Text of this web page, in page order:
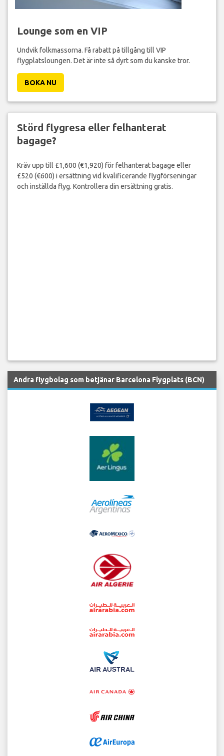
Lounge som en VIP
Undvik folkmassorna. Få rabatt på tillgång till VIP
flygplatsloungen. Det är inte så dyrt som du kanske tror.
BOKA NU
Störd flygresa eller felhanterat
bagage?
Kräv upp till £1,600 (€1,920) för felhanterat bagage eller
£520 (€600) i ersättning vid kvalificerande flygförseningar
och inställda flyg. Kontrollera din ersättning gratis.
Andra flygbolag som betjänar Barcelona Flygplats (BCN)